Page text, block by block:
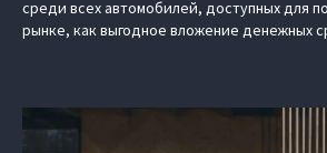
среди всех автомобилей, доступных для
рынке, как выгодное вложение денежных